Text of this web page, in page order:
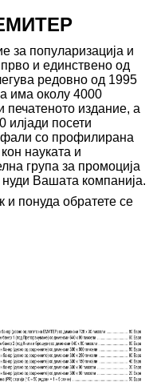
за популаризација и
и единствено од
редовно од 1995
има околу 4000
печатеното издание, а
илјади посети
со профилирана
науката и
група за промоција
нуди Вашата компанија.
понуда обратете се